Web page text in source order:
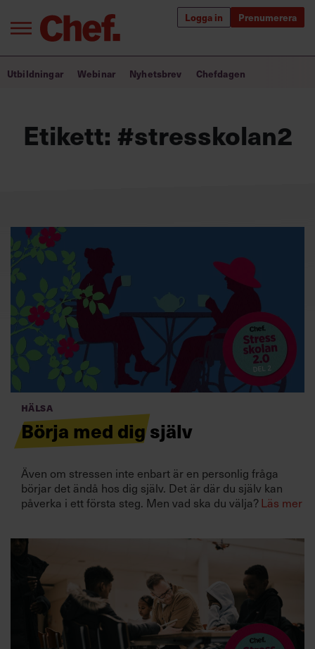
Logga in Prenumerera
Annonsera
Kontakta oss
Kundservice
Villkor och policy för
personuppgiftsbehandling
Bra ledare förändrar världen
Utbildning för ledare
Utbildningar Webinar Nyhetsbrev Chefdagen
Etikett: #stresskolan2
Hälsa
Börja med dig själv
Även om stressen inte enbart är en personlig fråga
börjar det ändå hos dig själv. Det är där du själv kan
påverka i ett första steg. Men vad ska du välja?Läs mer